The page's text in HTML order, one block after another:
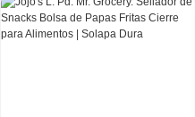
Embalaje de Plástico,
Producto Sellado